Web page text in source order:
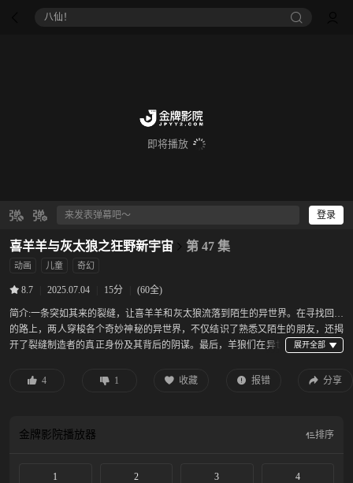
八仙！
即将播放
登录
喜羊羊与灰太狼之狂野新宇宙 第 47 集
动画 儿童 奇幻
8.7 2025.07.04 15分 (60全)
简介:一条突如其来的裂缝，让喜羊羊和灰太狼流落到陌生的异世界。在寻找回家
的路上，两人穿梭各个奇妙神秘的异世界，不仅结识了熟悉又陌生的朋友，还揭
开了裂缝制造者的真正身份及其背后的阴谋。最后，羊狼们在异世
4
1 收藏 报错 分享
金牌影院播放器 排序
1 2 3 4